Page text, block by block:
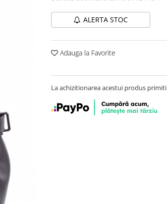
ALERTA STOC
Adauga la Favorite
La achizitionarea acestui produs primiti